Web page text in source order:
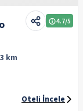
4.7/5
km
Oteli İncele